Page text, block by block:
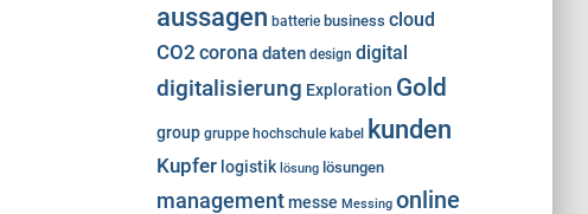
aussagen batterie business cloud
CO2 corona daten design digital
digitalisierung Exploration Gold
group gruppe hochschule kabel kunden
Kupfer logistik lösung lösungen
management messe Messing online